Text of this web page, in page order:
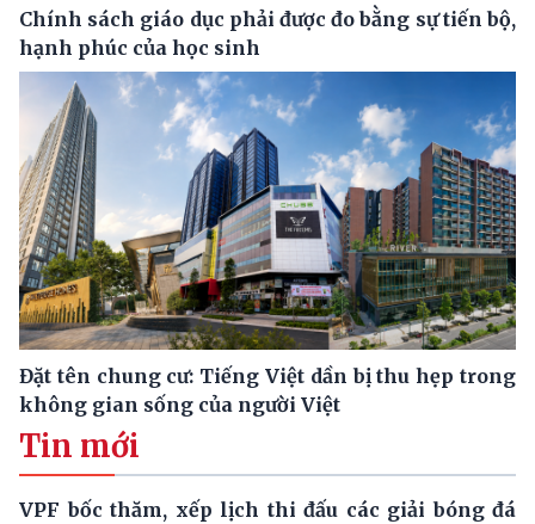
Chính sách giáo dục phải được đo bằng sự tiến bộ,
hạnh phúc của học sinh
Đặt tên chung cư: Tiếng Việt dần bị thu hẹp trong
không gian sống của người Việt
Tin mới
VPF bốc thăm, xếp lịch thi đấu các giải bóng đá